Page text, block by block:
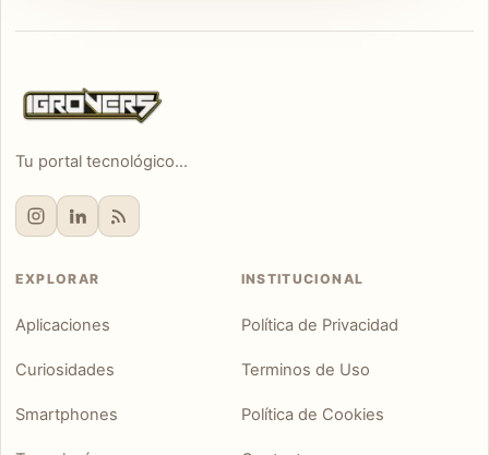
Tu portal tecnológico...
EXPLORAR
Aplicaciones
Curiosidades
Smartphones
INSTITUCIONAL
Política de Privacidad
Terminos de Uso
Política de Cookies